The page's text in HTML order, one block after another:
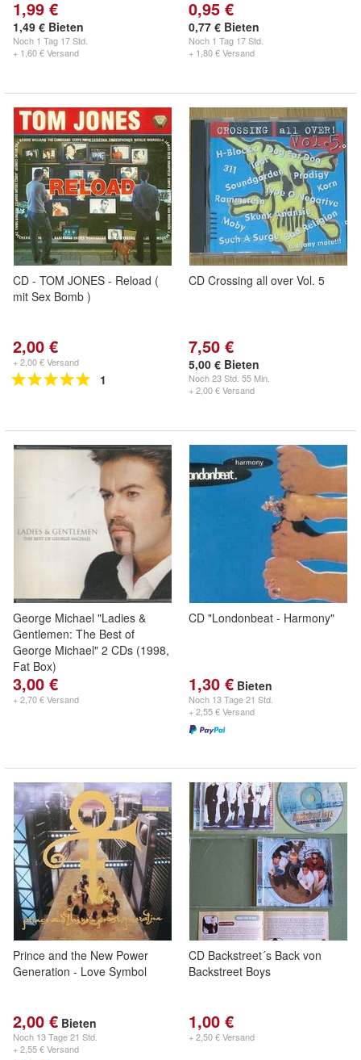
1,99 €
1,49 € Bieten
Noch 1 Tag 17 Std.
+ 1,60 € Versand
0,95 €
0,77 € Bieten
Noch 1 Tag 17 Std.
+ 1,80 € Versand
CD - TOM JONES - Reload (
mit Sex Bomb )
2,00 €
+ 2,00 € Versand
1
CD Crossing all over Vol. 5
7,50 €
5,00 € Bieten
Noch23 Std. 55 Min.
+ 2,00 € Versand
George Michael "Ladies &
Gentlemen: The Best of
George Michael" 2 CDs (1998,
Fat Box)
3,00 €
+ 2,70 € Versand
CD "Londonbeat - Harmony"
1,30 € Bieten
Noch 13 Tage 21 Std.
+ 2,55 € Versand
Prince and the New Power
Generation - Love Symbol
2,00 € Bieten
Noch 13 Tage 21 Std.
+ 2,55 € Versand
CD Backstreet´s Back von
Backstreet Boys
1,00 €
+ 2,50 € Versand